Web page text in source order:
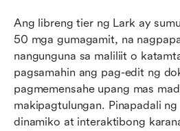
Ang libreng tier ng Lark ay
50 mga gumagamit, na
nangunguna sa maliliit o
pagsamahin ang pag-edit ng
pagmemensahe upang mas
makipagtulungan. Pinapadali
dinamiko at interaktibong